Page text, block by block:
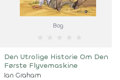
Bog
Den Utrolige Historie Om Den
Første Flyvemaskine
Ian Graham